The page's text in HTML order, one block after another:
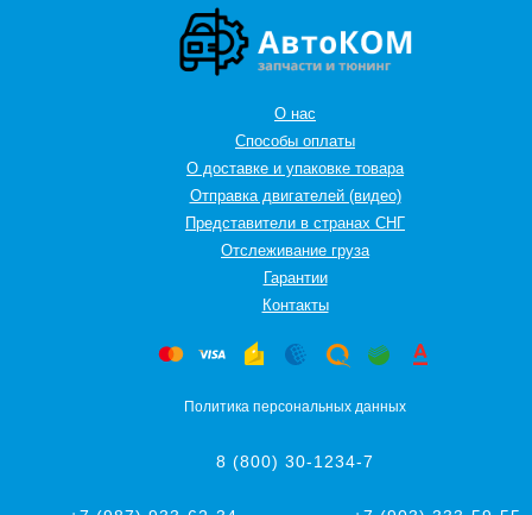
О нас
Способы оплаты
О доставке и упаковке товара
Отправка двигателей (видео)
Представители в странах СНГ
Oтслеживание груза
Гарантии
Контакты
Политика персональных данных
8 (800) 30-1234-7